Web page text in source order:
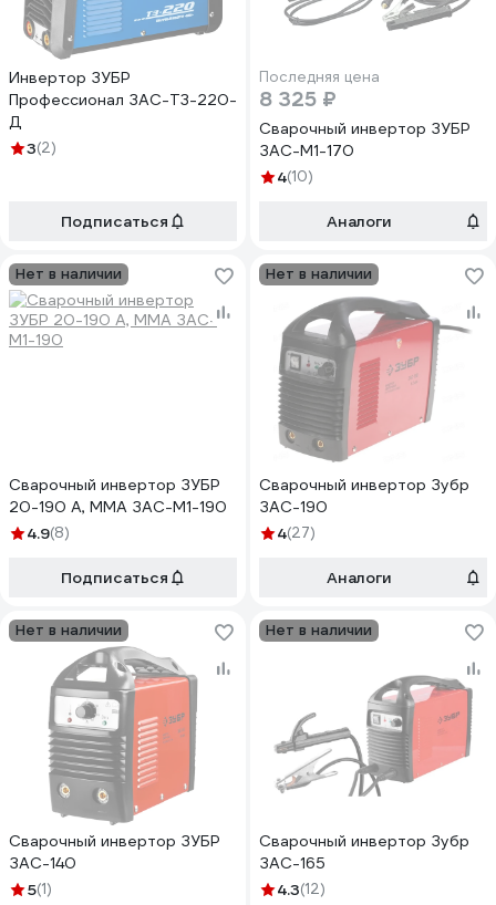
Инвертор ЗУБР
Профессионал ЗАС-Т3-220-
Д
3(2)
Подписаться
Последняя цена
8 325 ₽
Сварочный инвертор ЗУБР
ЗАС-М1-170
4(10)
Аналоги
Нет в наличии
Сварочный инвертор ЗУБР
20-190 А, ММА ЗАС-М1-190
4.9(8)
Подписаться
Нет в наличии
Сварочный инвертор Зубр
ЗАС-190
4(27)
Аналоги
Нет в наличии
Сварочный инвертор ЗУБР
ЗАС-140
5(1)
Нет в наличии
Сварочный инвертор Зубр
ЗАС-165
4.3(12)